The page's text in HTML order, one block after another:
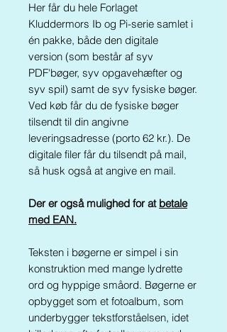
Her får du hele Forlaget
Kluddermors Ib og Pi-serie samlet i
én pakke, både den digitale
version (som består af syv
PDF'bøger, syv opgavehæfter og
syv spil) samt de syv fysiske bøger.
Ved køb får du de fysiske bøger
tilsendt til din angivne
leveringsadresse (porto 62 kr.). De
digitale filer får du tilsendt på mail,
så husk også at angive en mail.
Der er også mulighed for at betale
med EAN.
Teksten i bøgerne er simpel i sin
konstruktion med mange lydrette
ord og hyppige småord. Bøgerne er
opbygget som et fotoalbum, som
underbygger tekstforståelsen, idet